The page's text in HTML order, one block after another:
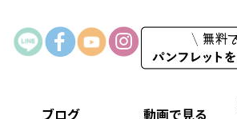
ブログ 動画で見る